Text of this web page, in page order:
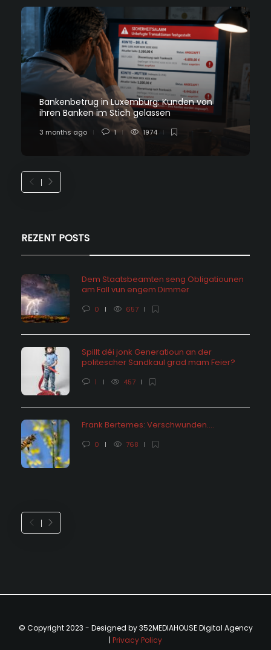
Bankenbetrug in Luxemburg: Kunden von
ihren Banken im Stich gelassen
3 months ago 1 1974
REZENT POSTS
Dem Staatsbeamten seng Obligatiounen
am Fall vun engem Dimmer
0 657
Spillt déi jonk Generatioun an der
politescher Sandkaul grad mam Feier?
1 457
Frank Bertemes: Verschwunden….
0 768
© Copyright 2023 - Designed by 352MEDIAHOUSE Digital Agency
| Privacy Policy